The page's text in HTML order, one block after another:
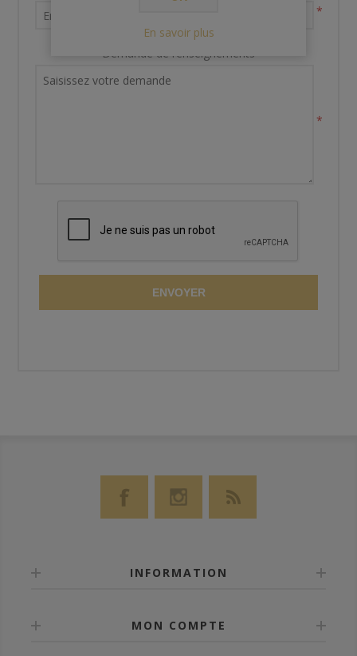
*
Demande de renseignements
*
ENVOYER
INFORMATION
MON COMPTE
En savoir plus